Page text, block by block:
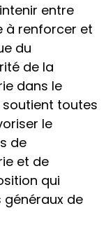
entre
à renforcer et
du
de la
dans le
soutient toutes
le
de
et de
qui
de